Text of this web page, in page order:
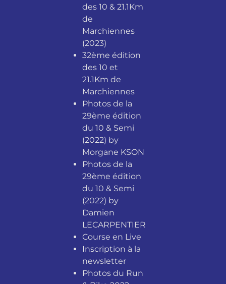
des 10 & 21.1Km
de
Marchiennes
(2023)
32ème édition
des 10 et
21.1Km de
Marchiennes
Photos de la
29ème édition
du 10 & Semi
(2022) by
Morgane KSON
Photos de la
29ème édition
du 10 & Semi
(2022) by
Damien
LECARPENTIER
Course en Live
Inscription à la
newsletter
Photos du Run